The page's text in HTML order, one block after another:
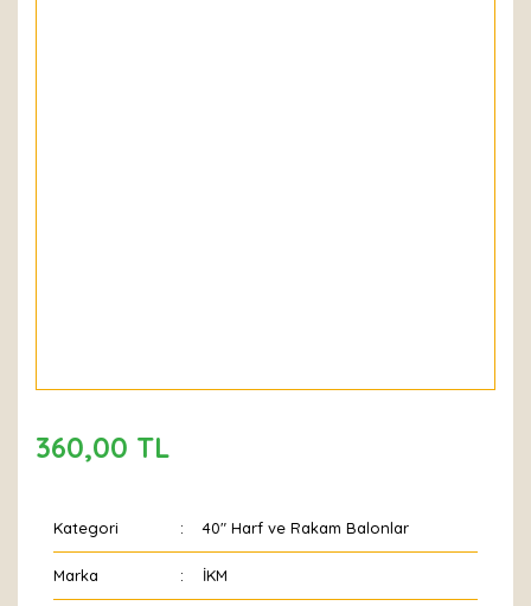
360,00 TL
Kategori 40" Harf ve Rakam Balonlar
Marka İKM